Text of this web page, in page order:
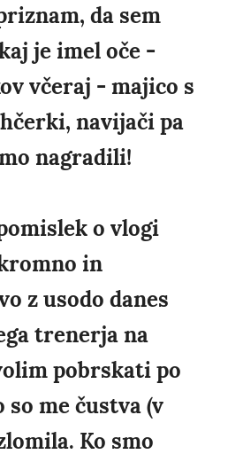
da sem
je imel oče -
včeraj - majico s
navijači pa
nagradili!
o vlogi
in
z usodo danes
trenerja na
pobrskati po
so me čustva (v
Ko smo